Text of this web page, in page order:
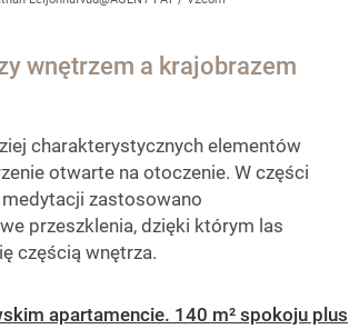
wnętrzem a krajobrazem
charakterystycznych elementów
otwarte na otoczenie. W części
zastosowano
przeszklenia, dzięki którym las
częścią wnętrza.
apartamencie. 140 m² spokoju plus